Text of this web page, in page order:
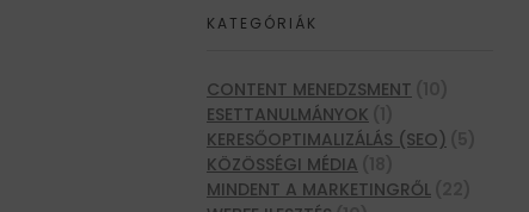
KATEGÓRIÁK
CONTENT MENEDZSMENT
ESETTANULMÁNYOK
KERESŐOPTIMALIZÁLÁS (SEO)
KÖZÖSSÉGI MÉDIA
MINDENT A MARKETINGRŐL